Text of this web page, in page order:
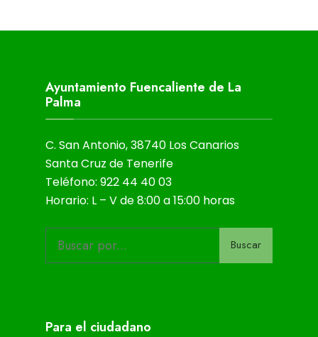
Ayuntamiento Fuencaliente de La
Palma
C. San Antonio, 38740 Los Canarios
Santa Cruz de Tenerife
Teléfono: 922 44 40 03
Horario: L – V de 8:00 a 15:00 horas
Buscar
Para el ciudadano